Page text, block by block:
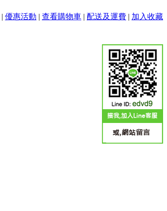
| 優惠活動 | 查看購物車 | 配送及運費 | 加入收藏